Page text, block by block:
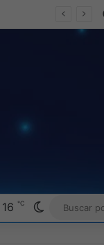
16 ℃ Switch skin